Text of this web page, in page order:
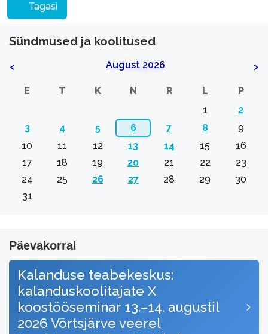
Tagasi
Sündmused ja koolitused
< August 2026 >
E T K N R L
P
1
2
3
4 5 6 7 8
9
10
11 12 13 14 15
16
17
18 19 20 21 22
23
24
25 26 27 28 29
30
31
Päevakorral
Kalanduse teabekeskus:
kalanduskoolitajate X
koostööseminar 13.–14. augustil
2026 Võrtsjärve veerel